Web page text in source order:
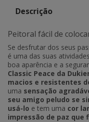
Descrição
Peitoral fácil de
Se desfrutar dos seus
é uma das suas
boa aparência e a
Classic Peace da
macios e resistentes
uma sensação
seu amigo peludo se
usá-lo e tem uma cor
impressão de paz que